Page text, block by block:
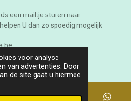
voor analyse-
van advertenties. Door
de site gaat u hiermee
een mailtje sturen naar
helpen U dan zo spoedig mogelijk